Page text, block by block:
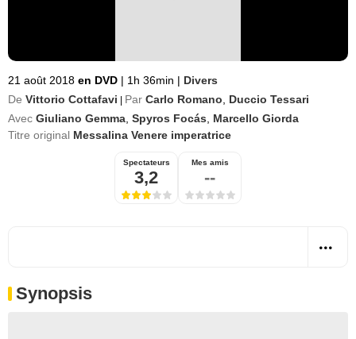
21 août 2018 en DVD | 1h 36min | Divers
De Vittorio Cottafavi Par Carlo Romano
Duccio Tessari
Avec Giuliano Gemma Spyros Focás
Marcello Giorda
Titre original Messalina Venere imperatrice
Spectateurs
3,2
Mes amis
--
Synopsis